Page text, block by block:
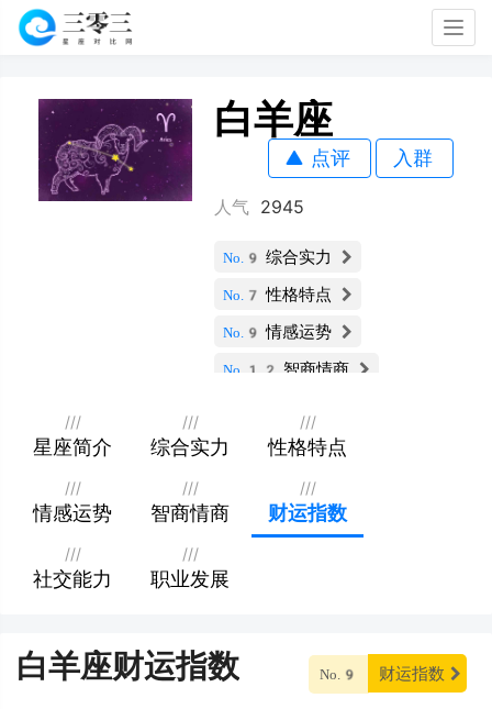
白羊座
点评 入群
人气 2945
No.9 综合实力
No.7 性格特点
No.9 情感运势
No.12 智商情商
No.7 社交能力
职业发展
///
星座简介
///
综合实力
///
性格特点
///
情感运势
///
智商情商
///
财运指数
///
社交能力
///
职业发展
白羊座财运指数 No.9 财运指数